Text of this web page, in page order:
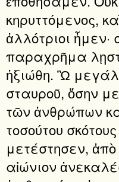
κηρυττόμενος,
ἀλλότριοι
παραχρῆμα
ἠξιώθη. Ὢ
σταυροῦ, ὅσην
τῶν ἀνθρώπων
τοσούτου
μετέστησεν,
αἰώνιον